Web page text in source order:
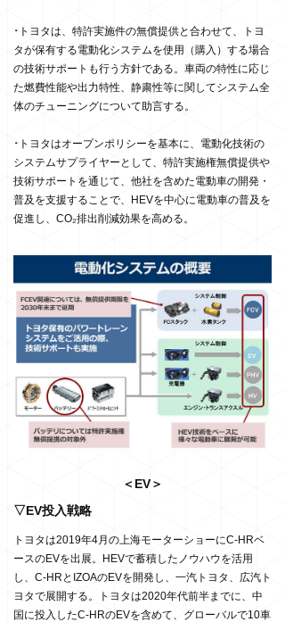
･ トヨタは、特許実施件の無償提供と合わせて、トヨ
タが保有する電動化システムを使用（購入）する場合
の技術サポートも行う方針である。車両の特性に応じ
た燃費性能や出力特性、静粛性等に関してシステム全
体のチューニングについて助言する。
･ トヨタはオープンポリシーを基本に、電動化技術の
システムサプライヤーとして、特許実施権無償提供や
技術サポートを通じて、他社を含めた電動車の開発・
普及を支援することで、HEVを中心に電動車の普及を
促進し、CO₂排出削減効果を高める。
＜EV＞
▽EV投入戦略
トヨタは2019年4月の上海モーターショーにC-HRベ
ースのEVを出展。HEVで蓄積したノウハウを活用
し、C-HRとIZOAのEVを開発し、一汽トヨタ、広汽ト
ヨタで展開する。トヨタは2020年代前半までに、中
国に投入したC-HRのEVを含めて、グローバルで10車